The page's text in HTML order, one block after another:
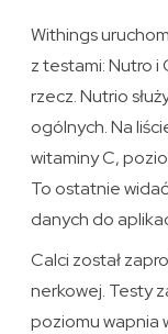
Withings
z testami: Nutro i
rzecz. Nutrio
ogólnych. Na
witaminy C,
To ostatnie
danych do
Calci został
nerkowej. Testy
poziomu wapnia